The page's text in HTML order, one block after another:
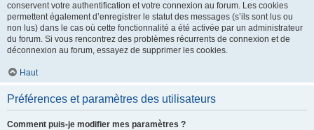
conservent votre authentification et votre connexion au forum. Les cookies
permettent également d’enregistrer le statut des messages (s’ils sont lus ou
non lus) dans le cas où cette fonctionnalité a été activée par un administrateur
du forum. Si vous rencontrez des problèmes récurrents de connexion et de
déconnexion au forum, essayez de supprimer les cookies.
Haut
Préférences et paramètres des utilisateurs
Comment puis-je modifier mes paramètres ?